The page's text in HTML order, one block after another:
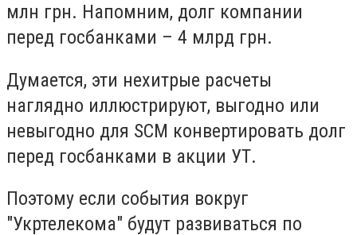
млн грн. Напомним, долг компании
перед госбанками – 4 млрд грн.
Думается, эти нехитрые расчеты
наглядно иллюстрируют, выгодно или
невыгодно для SCM конвертировать долг
перед госбанками в акции УТ.
Поэтому если события вокруг
"Укртелекома" будут развиваться по